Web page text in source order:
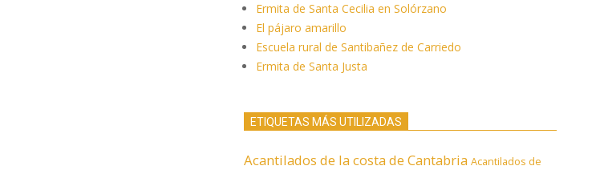
Ermita de Santa Cecilia en Solórzano
El pájaro amarillo
Escuela rural de Santibañez de Carriedo
Ermita de Santa Justa
ETIQUETAS MÁS UTILIZADAS
Acantilados de la costa de Cantabria Acantilados de